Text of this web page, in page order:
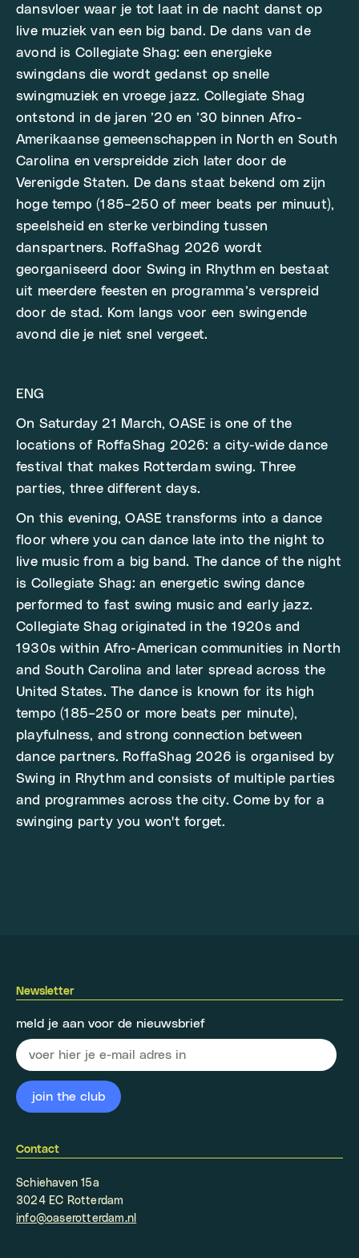
dansvloer waar je tot laat in de nacht danst op
live muziek van een big band. De dans van de
avond is Collegiate Shag: een energieke
swingdans die wordt gedanst op snelle
swingmuziek en vroege jazz. Collegiate Shag
ontstond in de jaren ’20 en ’30 binnen Afro-
Amerikaanse gemeenschappen in North en South
Carolina en verspreidde zich later door de
Verenigde Staten. De dans staat bekend om zijn
hoge tempo (185–250 of meer beats per minuut),
speelsheid en sterke verbinding tussen
danspartners. RoffaShag 2026 wordt
georganiseerd door Swing in Rhythm en bestaat
uit meerdere feesten en programma’s verspreid
door de stad. Kom langs voor een swingende
avond die je niet snel vergeet.
ENG
On Saturday 21 March, OASE is one of the
locations of RoffaShag 2026: a city-wide dance
festival that makes Rotterdam swing. Three
parties, three different days.
On this evening, OASE transforms into a dance
floor where you can dance late into the night to
live music from a big band. The dance of the night
is Collegiate Shag: an energetic swing dance
performed to fast swing music and early jazz.
Collegiate Shag originated in the 1920s and
1930s within Afro-American communities in North
and South Carolina and later spread across the
United States. The dance is known for its high
tempo (185–250 or more beats per minute),
playfulness, and strong connection between
dance partners. RoffaShag 2026 is organised by
Swing in Rhythm and consists of multiple parties
and programmes across the city. Come by for a
swinging party you won't forget.
Newsletter
meld je aan voor de nieuwsbrief
Contact
Schiehaven 15a
3024 EC Rotterdam
info@oaserotterdam.nl